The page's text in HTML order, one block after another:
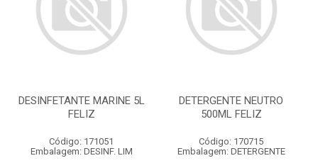
DESINFETANTE MARINE 5L
FELIZ
Código: 171051
Embalagem: DESINF. LIM
DETERGENTE NEUTRO
500ML FELIZ
Código: 170715
Embalagem: DETERGENTE